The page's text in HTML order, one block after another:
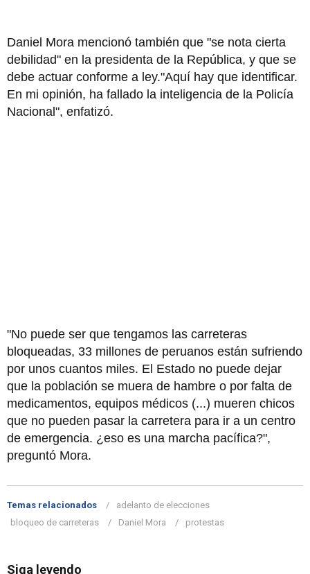
Daniel Mora mencionó también que "se nota cierta
debilidad" en la presidenta de la República, y que se
debe actuar conforme a ley."Aquí hay que identificar.
En mi opinión, ha fallado la inteligencia de la Policía
Nacional", enfatizó.
"No puede ser que tengamos las carreteras
bloqueadas, 33 millones de peruanos están sufriendo
por unos cuantos miles. El Estado no puede dejar
que la población se muera de hambre o por falta de
medicamentos, equipos médicos (...) mueren chicos
que no pueden pasar la carretera para ir a un centro
de emergencia. ¿eso es una marcha pacífica?",
preguntó Mora.
Temas relacionados
adelanto de elecciones
bloqueo de carreteras
Daniel Mora protestas
Siga leyendo